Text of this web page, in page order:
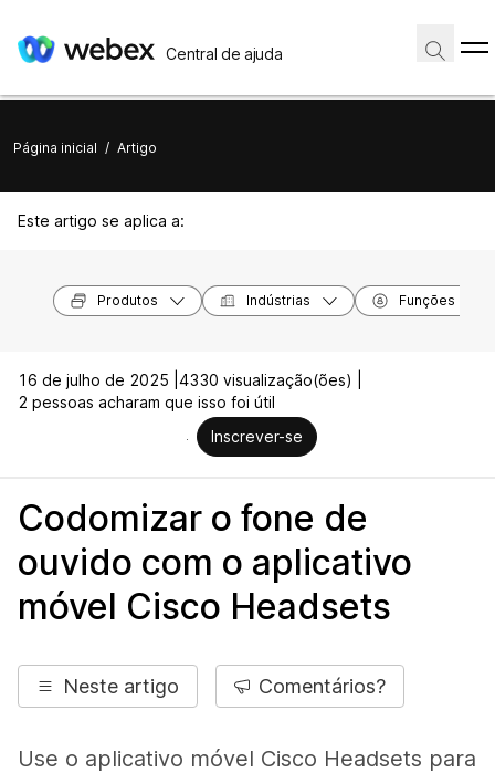
Central de ajuda
Página inicial / Artigo
Este artigo se aplica a:
Produtos Indústrias Funções
16 de julho de 2025 | 4330 visualização(ões) |
2 pessoas acharam que isso foi útil
Inscrever-se
Codomizar o fone de
ouvido com o aplicativo
móvel Cisco Headsets
Neste artigo Comentários?
Use o aplicativo móvel Cisco Headsets para